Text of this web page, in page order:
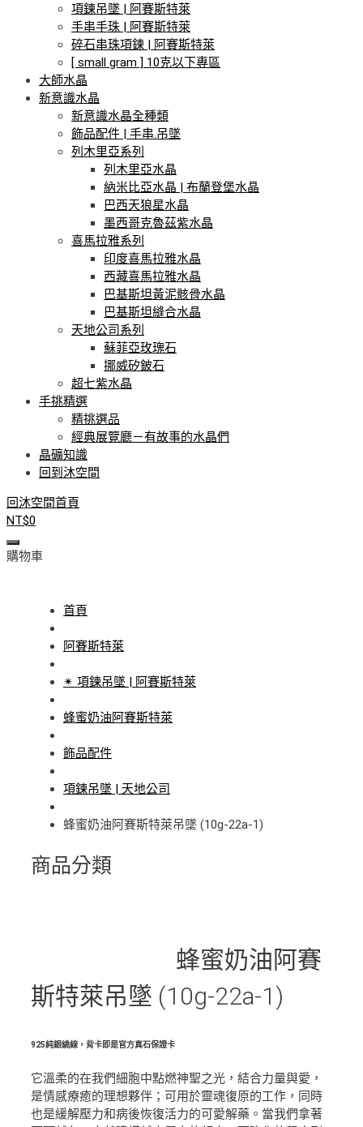
項鍊吊墜 | 阿賽斯特萊
手串手珠 | 阿賽斯特萊
碎石串珠項鍊 | 阿賽斯特萊
[ small gram ] 10克以下專區
大師水晶
新意識水晶
新意識水晶全種類
飾品配件 | 手串.吊墜
列木里亞系列
列木里亞水晶
納米比亞水晶 | 布蘭登堡水晶
巴西天狼星水晶
墨西哥克魯茲紫水晶
喜馬拉雅系列
印度喜馬拉雅水晶
西藏喜馬拉雅水晶
巴基斯坦黃泥骸骨水晶
巴基斯坦縫合水晶
天地公司系列
蘇菲亞玫瑰石
挪威矽鈹石
超七紫水晶
手挑精選
精挑選品
經典展覽廳－有故事的水晶們
晶礦知識
回到沐空間
回沐空間首頁
NT$0
購物車
首頁
阿賽斯特萊
✴ 項鍊吊墜 | 阿賽斯特萊
蜂蜜奶油阿賽斯特萊
飾品配件
項鍊吊墜 | 天地公司
蜂蜜奶油阿賽斯特萊吊墜 (10g-22a-1)
商品分類
蜂蜜奶油阿賽
斯特萊吊墜 (10g-22a-1)
925純銀繞線，背卡即是官方真石保證卡
它溫柔的在我們細胞中點燃神聖之光，結合力量與愛，
是情感療癒的理想夥伴；可用於靈魂復原的工作，同時
也是緩解壓力和病後恢復活力的可愛解藥。當我們拿著